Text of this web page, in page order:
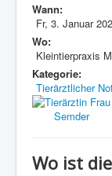
Wann:
Fr, 3. Januar
Wo:
Kleintierpraxis
Kategorie:
Tierärztlicher
Wo ist